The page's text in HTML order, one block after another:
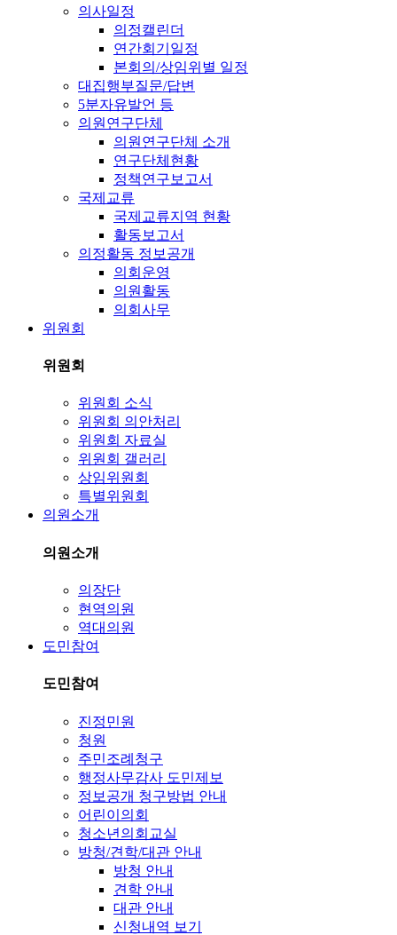
의사일정
의정캘린더
연간회기일정
본회의/상임위별 일정
대집행부질문/답변
5분자유발언 등
의원연구단체
의원연구단체 소개
연구단체현황
정책연구보고서
국제교류
국제교류지역 현황
활동보고서
의정활동 정보공개
의회운영
의원활동
의회사무
위원회
위원회
위원회 소식
위원회 의안처리
위원회 자료실
위원회 갤러리
상임위원회
특별위원회
의원소개
의원소개
의장단
현역의원
역대의원
도민참여
도민참여
진정민원
청원
주민조례청구
행정사무감사 도민제보
정보공개 청구방법 안내
어린이의회
청소년의회교실
방청/견학/대관 안내
방청 안내
견학 안내
대관 안내
신청내역 보기